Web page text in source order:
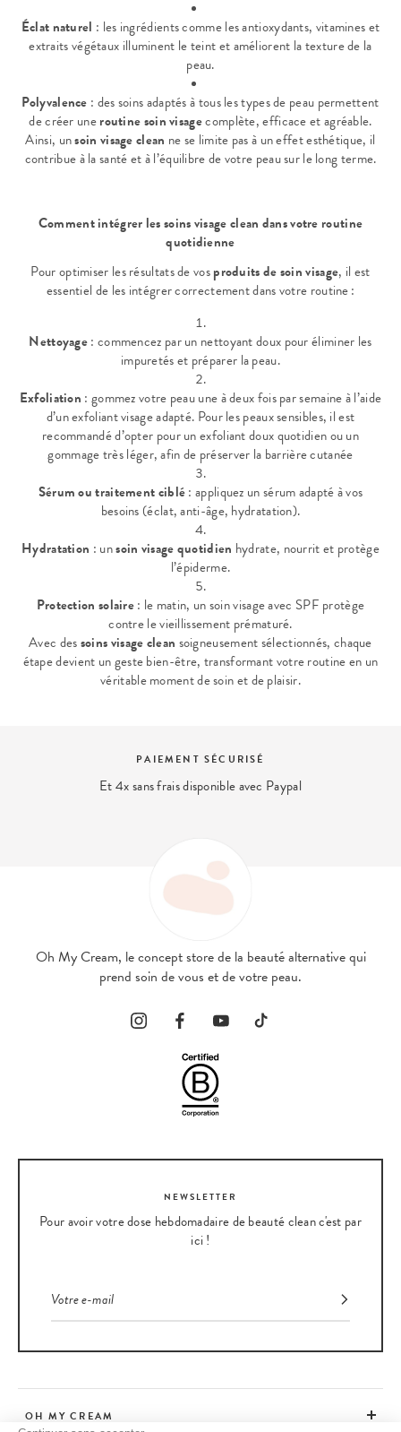
Éclat naturel : les ingrédients comme les antioxydants, vitamines et
extraits végétaux illuminent le teint et améliorent la texture de la
peau.
Polyvalence : des soins adaptés à tous les types de peau permettent
de créer uneroutine soin visagecomplète, efficace et agréable.
Ainsi, unsoin visage clean ne se limite pas à un effet esthétique, il
contribue à la santé et à l’équilibre de votre peau sur le long terme.
Comment intégrer les soins visage clean dans votre routine
quotidienne
Pour optimiser les résultats de vosproduits de soin visage, il est
essentiel de les intégrer correctement dans votre routine :
Nettoyage: commencez par un nettoyant doux pour éliminer les
impuretés et préparer la peau.
Exfoliation : gommez votre peau une à deux fois par semaine à l’aide
d’un exfoliant visage adapté. Pour les peaux sensibles, il est
recommandé d’opter pour un exfoliant doux quotidien ou un
gommage très léger, afin de préserver la barrière cutanée
Sérum ou traitement ciblé: appliquez un sérum adapté à vos
besoins (éclat, anti-âge, hydratation).
Hydratation : unsoin visage quotidien hydrate, nourrit et protège
l’épiderme.
Protection solaire: le matin, un soin visage avec SPF protège
contre le vieillissement prématuré.
Avec dessoins visage clean soigneusement sélectionnés, chaque
étape devient un geste bien-être, transformant votre routine en un
véritable moment de soin et de plaisir.
EXPERT BEAUTÉ
Nous répondons à vos questions beauté
Oh My Cream, le concept store de la beauté alternative qui
prend soin de vous et de votre peau.
NEWSLETTER
Pour avoir votre dose hebdomadaire de beauté clean c'est par
ici !
OH MY CREAM